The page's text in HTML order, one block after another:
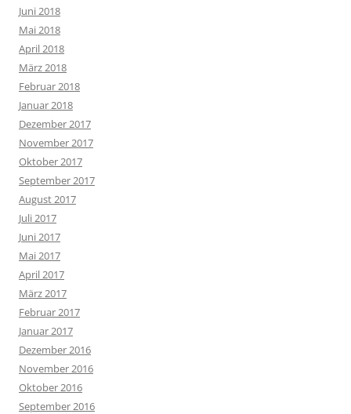
Juni 2018
Mai 2018
April 2018
März 2018
Februar 2018
Januar 2018
Dezember 2017
November 2017
Oktober 2017
September 2017
August 2017
Juli 2017
Juni 2017
Mai 2017
April 2017
März 2017
Februar 2017
Januar 2017
Dezember 2016
November 2016
Oktober 2016
September 2016